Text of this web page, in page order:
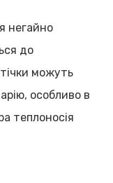
негайно
до
можуть
особливо в
теплоносія